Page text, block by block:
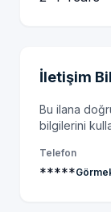
İletişim
Bu ilana
bilgilerini
Telefon
*****